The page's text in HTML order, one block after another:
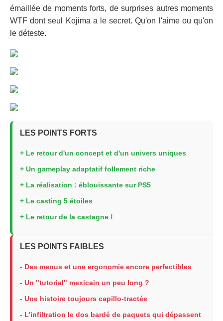
émaillée de moments forts, de surprises autres moments
WTF dont seul Kojima a le secret. Qu'on l'aime ou qu'on
le déteste.
LES POINTS FORTS
+ Le retour d'un concept et d'un univers uniques
+ Un gameplay adaptatif follement riche
+ La réalisation : éblouissante sur PS5
+ Le casting 5 étoiles
+ Le retour de la castagne !
LES POINTS FAIBLES
- Des menus et une ergonomie encore perfectibles
- Un "tutorial" mexicain un peu long ?
- Une histoire toujours capillo-tractée
- L'infiltration le dos bardé de paquets qui dépassent